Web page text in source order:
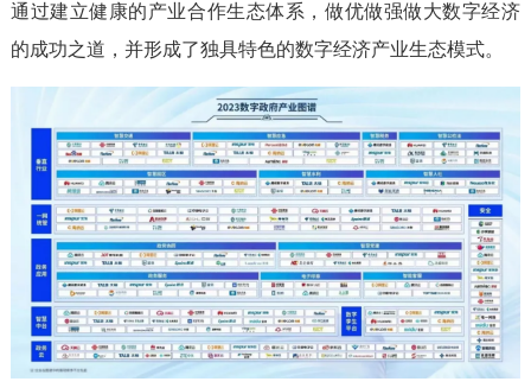
通过建立健康的产业合作生态体系，做优做强做大数字经济
的成功之道，并形成了独具特色的数字经济产业生态模式。